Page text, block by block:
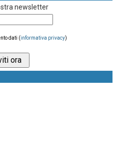
newsletter
dati (informativa privacy)